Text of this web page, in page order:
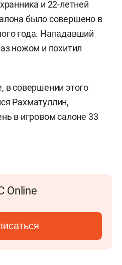
и 22-летней
было совершено в
года. Нападавший
ножом и похитил
в совершении этого
Рахматуллин,
в игровом салоне 33
Online